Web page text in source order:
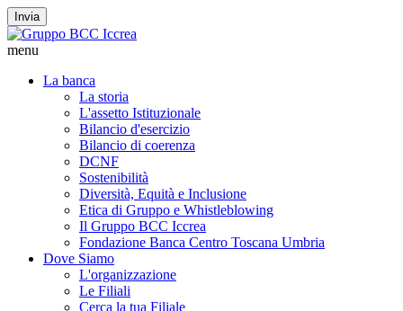
Invia
menu
La banca
La storia
L'assetto Istituzionale
Bilancio d'esercizio
Bilancio di coerenza
DCNF
Sostenibilità
Diversità, Equità e Inclusione
Etica di Gruppo e Whistleblowing
Il Gruppo BCC Iccrea
Fondazione Banca Centro Toscana Umbria
Dove Siamo
L'organizzazione
Le Filiali
Cerca la tua Filiale